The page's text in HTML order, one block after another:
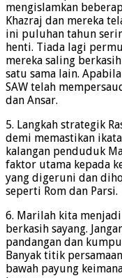
mengislamkan
Khazraj dan mereka
ini puluhan tahun
henti. Tiada lagi
mereka saling
satu sama lain.
SAW telah
dan Ansar.
5. Langkah strategik
demi memastikan
kalangan penduduk
faktor utama kepada
yang digeruni dan
seperti Rom dan Parsi.
6. Marilah kita
berkasih sayang.
pandangan dan
Banyak titik
bawah payung